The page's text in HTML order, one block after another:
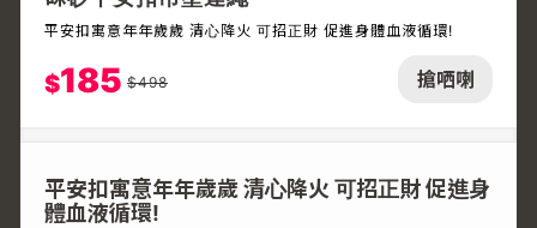
搶哂喇
平安扣寓意年年歲歲 清心降火 可招正財 促進身體血液循環!
$185 $498
平安扣寓意年年歲歲 清心降火 可招正財 促進身
體血液循環!